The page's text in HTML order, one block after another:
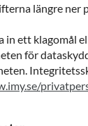
längre ner
ett klagomål
för